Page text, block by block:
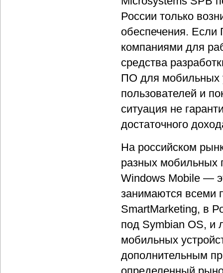
России только
обеспечения. Если
компаниями для
средства
ПО для мобильных
пользователей и
ситуация не
достаточного
На российском
разных мобильных
Windows Mobile —
занимаются всеми
SmartMarketing, в
под Symbian OS, и
мобильных
дополнительным